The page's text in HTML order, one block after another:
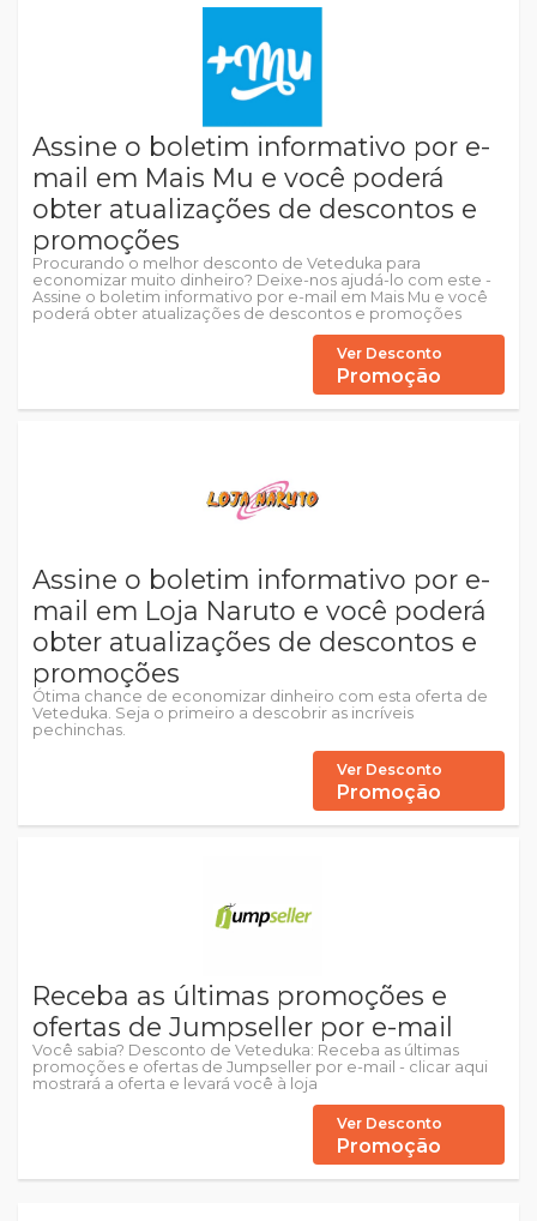
Assine o boletim informativo por e-
mail em Mais Mu e você poderá
obter atualizações de descontos e
promoções
Procurando o melhor desconto de Veteduka para
economizar muito dinheiro? Deixe-nos ajudá-lo com este -
Assine o boletim informativo por e-mail em Mais Mu e você
poderá obter atualizações de descontos e promoções
Ver Desconto
Promoção
Assine o boletim informativo por e-
mail em Loja Naruto e você poderá
obter atualizações de descontos e
promoções
Ótima chance de economizar dinheiro com esta oferta de
Veteduka. Seja o primeiro a descobrir as incríveis
pechinchas.
Ver Desconto
Promoção
Receba as últimas promoções e
ofertas de Jumpseller por e-mail
Você sabia? Desconto de Veteduka: Receba as últimas
promoções e ofertas de Jumpseller por e-mail - clicar aqui
mostrará a oferta e levará você à loja
Ver Desconto
Promoção